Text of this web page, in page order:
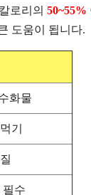
로리의 50~55%
도움이 됩니다.
화물
기
필수